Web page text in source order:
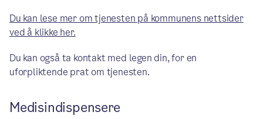
Du kan lese mer om tjenesten på kommunens nettsider
ved å klikke her.
Du kan også ta kontakt med legen din, for en
uforpliktende prat om tjenesten.
Medisindispensere